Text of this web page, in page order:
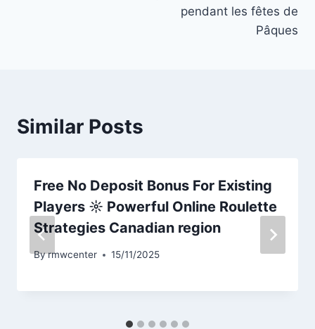
pendant les fêtes de
Pâques
Similar Posts
Free No Deposit Bonus For Existing
Players ☼ Powerful Online Roulette
Strategies Canadian region
Byrmwcenter 15/11/2025